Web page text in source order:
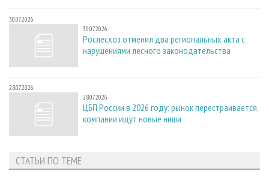
30.07.2026
30.07.2026
Рослесхоз отменил два региональных акта с
нарушениями лесного законодательства
28.07.2026
28.07.2026
ЦБП России в 2026 году: рынок перестраивается,
компании ищут новые ниши
СТАТЬИ ПО ТЕМЕ